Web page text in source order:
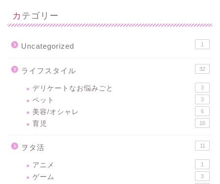
カテゴリー
Uncategorized 1
ライフスタイル 32
デリケートなお悩みごと 3
ペット 3
美容/オシャレ 6
育児 16
ヲタ活 11
アニメ 1
ゲーム 3